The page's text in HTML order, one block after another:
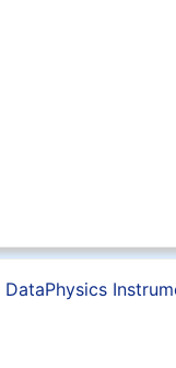
DataPhysics